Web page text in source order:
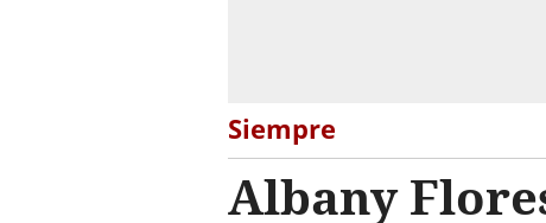
Siempre
Albany